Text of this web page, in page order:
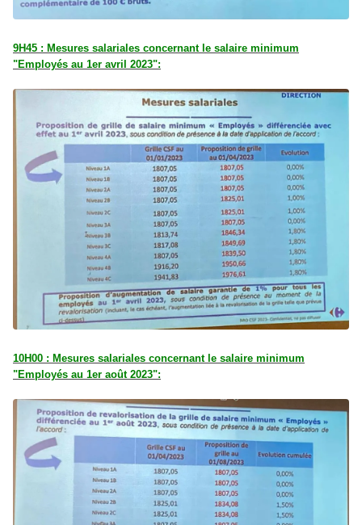
9H45 : Mesures salariales concernant le salaire minimum
"Employés au 1er avril 2023":
10H00 : Mesures salariales concernant le salaire minimum
"Employés au 1er août 2023":